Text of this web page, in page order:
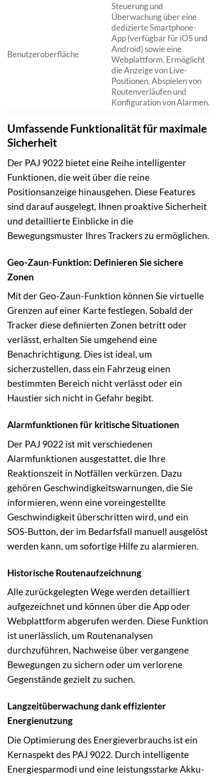
Benutzeroberfläche
Steuerung und
Überwachung über eine
dedizierte Smartphone-
App (verfügbar für iOS und
Android) sowie eine
Webplattform. Ermöglicht
die Anzeige von Live-
Positionen, Abspielen von
Routenverläufen und
Konfiguration von Alarmen.
Umfassende Funktionalität für maximale
Sicherheit
Der PAJ 9022 bietet eine Reihe intelligenter
Funktionen, die weit über die reine
Positionsanzeige hinausgehen. Diese Features
sind darauf ausgelegt, Ihnen proaktive Sicherheit
und detaillierte Einblicke in die
Bewegungsmuster Ihres Trackers zu ermöglichen.
Geo-Zaun-Funktion: Definieren Sie sichere
Zonen
Mit der Geo-Zaun-Funktion können Sie virtuelle
Grenzen auf einer Karte festlegen. Sobald der
Tracker diese definierten Zonen betritt oder
verlässt, erhalten Sie umgehend eine
Benachrichtigung. Dies ist ideal, um
sicherzustellen, dass ein Fahrzeug einen
bestimmten Bereich nicht verlässt oder ein
Haustier sich nicht in Gefahr begibt.
Alarmfunktionen für kritische Situationen
Der PAJ 9022 ist mit verschiedenen
Alarmfunktionen ausgestattet, die Ihre
Reaktionszeit in Notfällen verkürzen. Dazu
gehören Geschwindigkeitswarnungen, die Sie
informieren, wenn eine voreingestellte
Geschwindigkeit überschritten wird, und ein
SOS-Button, der im Bedarfsfall manuell ausgelöst
werden kann, um sofortige Hilfe zu alarmieren.
Historische Routenaufzeichnung
Alle zurückgelegten Wege werden detailliert
aufgezeichnet und können über die App oder
Webplattform abgerufen werden. Diese Funktion
ist unerlässlich, um Routenanalysen
durchzuführen, Nachweise über vergangene
Bewegungen zu sichern oder um verlorene
Gegenstände gezielt zu suchen.
Langzeitüberwachung dank effizienter
Energienutzung
Die Optimierung des Energieverbrauchs ist ein
Kernaspekt des PAJ 9022. Durch intelligente
Energiesparmodi und eine leistungsstarke Akku-